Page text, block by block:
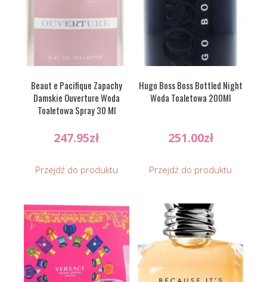
Beaut e Pacifique Zapachy
Damskie Ouverture Woda
Toaletowa Spray 30 Ml
247.95zł
Przejdź do produktu
Hugo Boss Boss Bottled Night
Woda Toaletowa 200Ml
251.00zł
Przejdź do produktu